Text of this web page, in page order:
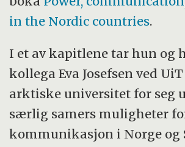
in the Nordic countries.
I et av kapitlene tar hun og
kollega Eva Josefsen ved
arktiske universitet for seg
særlig samers muligheter
kommunikasjon i Norge og